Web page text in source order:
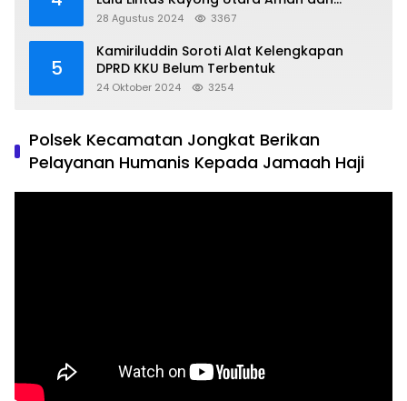
Kondusif
28 Agustus 2024 3367
5
Kamiriluddin Soroti Alat Kelengkapan
DPRD KKU Belum Terbentuk
24 Oktober 2024 3254
Polsek Kecamatan Jongkat Berikan
Pelayanan Humanis Kepada Jamaah Haji